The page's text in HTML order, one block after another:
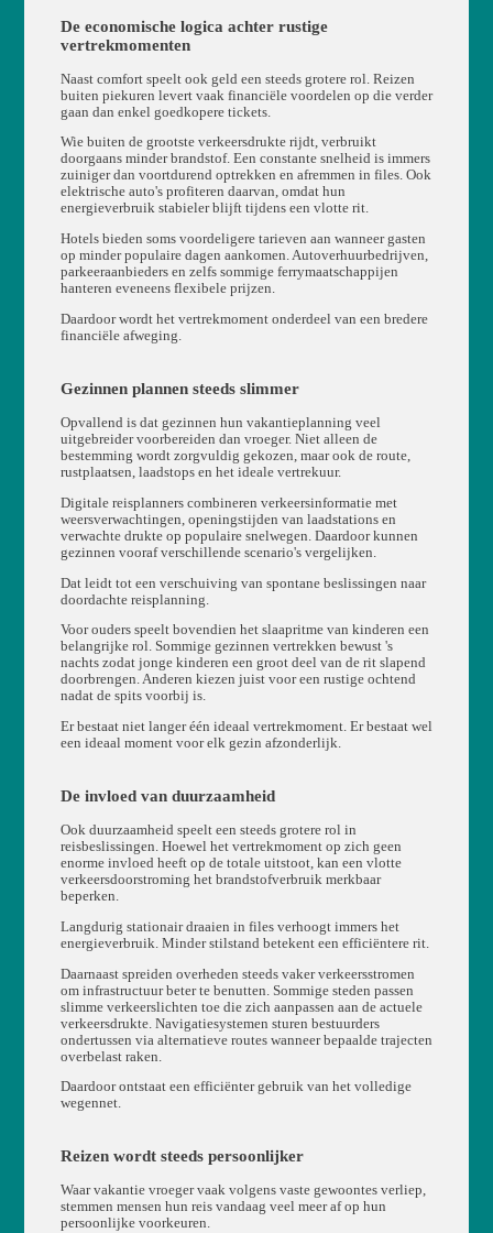
De economische logica achter rustige
vertrekmomenten
Naast comfort speelt ook geld een steeds grotere rol. Reizen
buiten piekuren levert vaak financiële voordelen op die verder
gaan dan enkel goedkopere tickets.
Wie buiten de grootste verkeersdrukte rijdt, verbruikt
doorgaans minder brandstof. Een constante snelheid is immers
zuiniger dan voortdurend optrekken en afremmen in files. Ook
elektrische auto's profiteren daarvan, omdat hun
energieverbruik stabieler blijft tijdens een vlotte rit.
Hotels bieden soms voordeligere tarieven aan wanneer gasten
op minder populaire dagen aankomen. Autoverhuurbedrijven,
parkeeraanbieders en zelfs sommige ferrymaatschappijen
hanteren eveneens flexibele prijzen.
Daardoor wordt het vertrekmoment onderdeel van een bredere
financiële afweging.
Gezinnen plannen steeds slimmer
Opvallend is dat gezinnen hun vakantieplanning veel
uitgebreider voorbereiden dan vroeger. Niet alleen de
bestemming wordt zorgvuldig gekozen, maar ook de route,
rustplaatsen, laadstops en het ideale vertrekuur.
Digitale reisplanners combineren verkeersinformatie met
weersverwachtingen, openingstijden van laadstations en
verwachte drukte op populaire snelwegen. Daardoor kunnen
gezinnen vooraf verschillende scenario's vergelijken.
Dat leidt tot een verschuiving van spontane beslissingen naar
doordachte reisplanning.
Voor ouders speelt bovendien het slaapritme van kinderen een
belangrijke rol. Sommige gezinnen vertrekken bewust 's
nachts zodat jonge kinderen een groot deel van de rit slapend
doorbrengen. Anderen kiezen juist voor een rustige ochtend
nadat de spits voorbij is.
Er bestaat niet langer één ideaal vertrekmoment. Er bestaat wel
een ideaal moment voor elk gezin afzonderlijk.
De invloed van duurzaamheid
Ook duurzaamheid speelt een steeds grotere rol in
reisbeslissingen. Hoewel het vertrekmoment op zich geen
enorme invloed heeft op de totale uitstoot, kan een vlotte
verkeersdoorstroming het brandstofverbruik merkbaar
beperken.
Langdurig stationair draaien in files verhoogt immers het
energieverbruik. Minder stilstand betekent een efficiëntere rit.
Daarnaast spreiden overheden steeds vaker verkeersstromen
om infrastructuur beter te benutten. Sommige steden passen
slimme verkeerslichten toe die zich aanpassen aan de actuele
verkeersdrukte. Navigatiesystemen sturen bestuurders
ondertussen via alternatieve routes wanneer bepaalde trajecten
overbelast raken.
Daardoor ontstaat een efficiënter gebruik van het volledige
wegennet.
Reizen wordt steeds persoonlijker
Waar vakantie vroeger vaak volgens vaste gewoontes verliep,
stemmen mensen hun reis vandaag veel meer af op hun
persoonlijke voorkeuren.